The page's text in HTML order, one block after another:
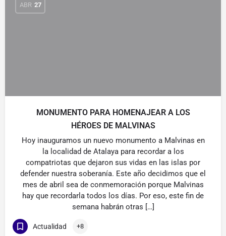
ABR 27
MONUMENTO PARA HOMENAJEAR A LOS
HÉROES DE MALVINAS
Hoy inauguramos un nuevo monumento a Malvinas en
la localidad de Atalaya para recordar a los
compatriotas que dejaron sus vidas en las islas por
defender nuestra soberanía. Este año decidimos que el
mes de abril sea de conmemoración porque Malvinas
hay que recordarla todos los días. Por eso, este fin de
semana habrán otras […]
Actualidad +8